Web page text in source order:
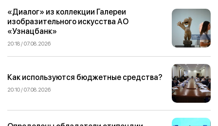
«Диалог» из коллекции Галереи
изобразительного искусства АО
«Узнацбанк»
20:18 / 07.08.2026
Как используются бюджетные средства?
20:10 / 07.08.2026